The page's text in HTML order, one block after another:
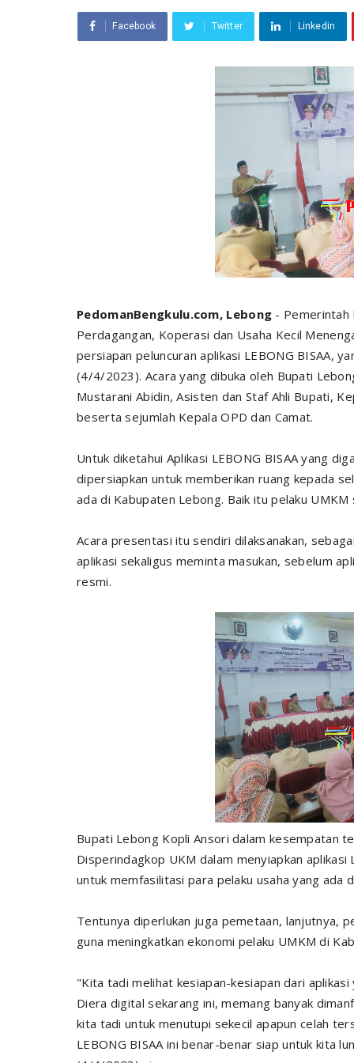
Facebook Twitter Linkedin
PedomanBengkulu.com, Lebong - Pemerintah
Perdagangan, Koperasi dan Usaha Kecil
persiapan peluncuran aplikasi LEBONG BISAA,
(4/4/2023). Acara yang dibuka oleh Bupati
Mustarani Abidin, Asisten dan Staf Ahli Bupati,
beserta sejumlah Kepala OPD dan Camat.
Untuk diketahui Aplikasi LEBONG BISAA yang
dipersiapkan untuk memberikan ruang kepada
ada di Kabupaten Lebong. Baik itu pelaku
Acara presentasi itu sendiri dilaksanakan,
aplikasi sekaligus meminta masukan, sebelum
resmi.
Bupati Lebong Kopli Ansori dalam kesempatan
Disperindagkop UKM dalam menyiapkan
untuk memfasilitasi para pelaku usaha yang ada
Tentunya diperlukan juga pemetaan, lanjutnya,
guna meningkatkan ekonomi pelaku UMKM di
"Kita tadi melihat kesiapan-kesiapan dari
Diera digital sekarang ini, memang banyak
kita tadi untuk menutupi sekecil apapun celah
LEBONG BISAA ini benar-benar siap untuk kita